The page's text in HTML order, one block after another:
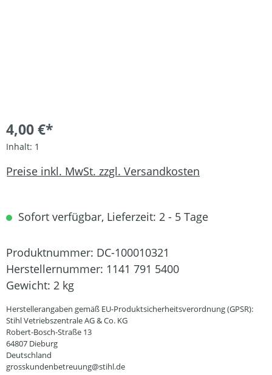
4,00 €*
Inhalt: 1
Preise inkl. MwSt. zzgl. Versandkosten
Sofort verfügbar, Lieferzeit: 2 - 5 Tage
Produktnummer: DC-100010321
Herstellernummer: 1141 791 5400
Gewicht: 2 kg
Herstellerangaben gemäß EU-Produktsicherheitsverordnung (GPSR):
Stihl Vetriebszentrale AG & Co. KG
Robert-Bosch-Straße 13
64807 Dieburg
Deutschland
grosskundenbetreuung@stihl.de